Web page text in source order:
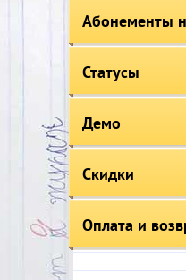
Абонементы
Статусы
Демо
Скидки
Оплата и